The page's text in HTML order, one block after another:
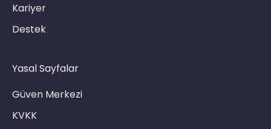
Kariyer
Destek
Yasal Sayfalar
Güven Merkezi
KVKK